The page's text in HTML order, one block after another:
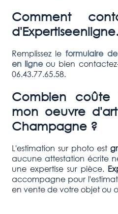
Comment
Remplissez leformulaire
en ligneou bien
06.43.77.65.58.
Combien coûte
mon oeuvre
Champagne?
L'estimation sur photo est
aucune attestation écrite
une expertise sur pièce.
accompagne pour
en vente de votre objet ou